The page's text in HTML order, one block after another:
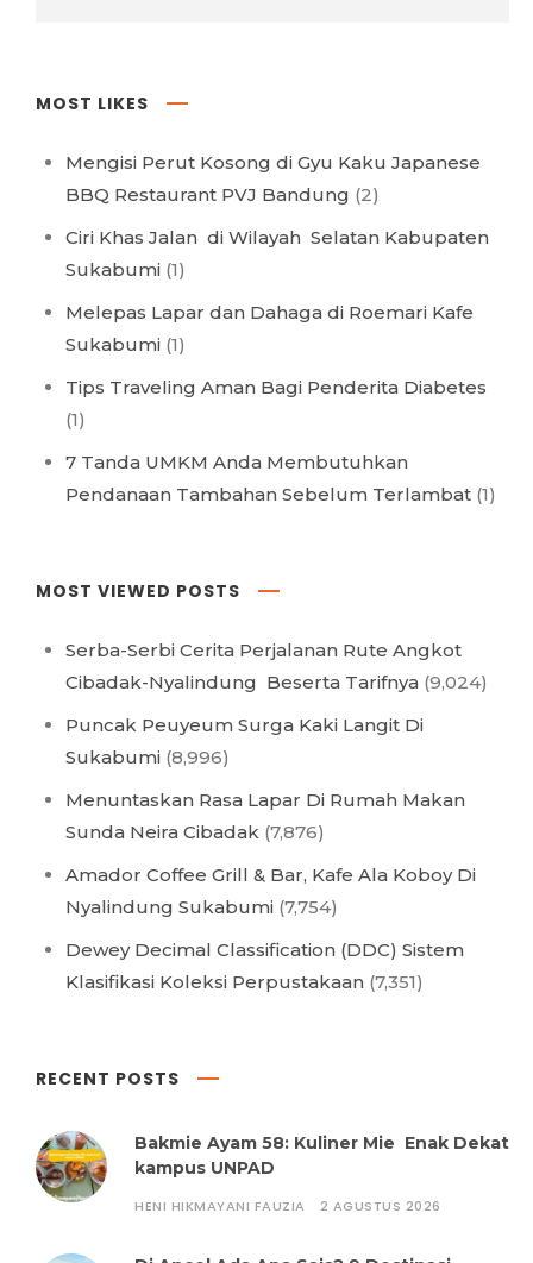
MOST LIKES
Mengisi Perut Kosong di Gyu Kaku Japanese
BBQ Restaurant PVJ Bandung (2)
Ciri Khas Jalan di Wilayah Selatan Kabupaten
Sukabumi (1)
Melepas Lapar dan Dahaga di Roemari Kafe
Sukabumi (1)
Tips Traveling Aman Bagi Penderita Diabetes
(1)
7 Tanda UMKM Anda Membutuhkan
Pendanaan Tambahan Sebelum Terlambat (1)
MOST VIEWED POSTS
Serba-Serbi Cerita Perjalanan Rute Angkot
Cibadak-Nyalindung Beserta Tarifnya (9,024)
Puncak Peuyeum Surga Kaki Langit Di
Sukabumi (8,996)
Menuntaskan Rasa Lapar Di Rumah Makan
Sunda Neira Cibadak (7,876)
Amador Coffee Grill & Bar, Kafe Ala Koboy Di
Nyalindung Sukabumi (7,754)
Dewey Decimal Classification (DDC) Sistem
Klasifikasi Koleksi Perpustakaan (7,351)
RECENT POSTS
Bakmie Ayam 58: Kuliner Mie Enak Dekat
kampus UNPAD
HENI HIKMAYANI FAUZIA 2 AGUSTUS 2026